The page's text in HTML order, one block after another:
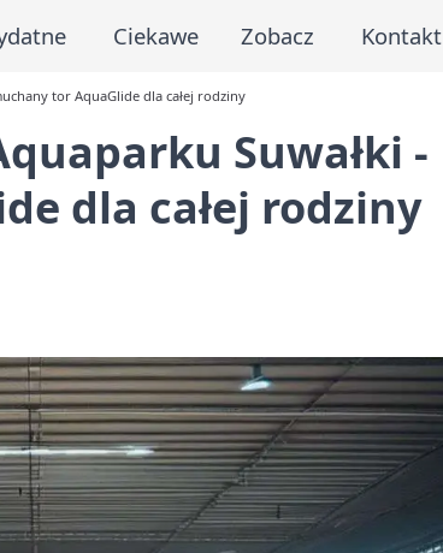
Ciekawe Zobacz Kontakt
tor AquaGlide dla całej rodziny
Suwałki -
dla całej rodziny